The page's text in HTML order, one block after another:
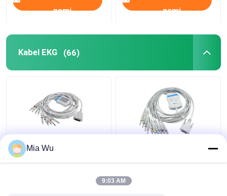
nami nami
Kabel EKG (66)
GE Marqutte Kabel EKG
i przewody IEC 4.0
Kohden Ekg BA-902D
ECG-FD07 ECG-9010K
Leadwires 15 pinów IEC
Mia Wu
9:03 AM